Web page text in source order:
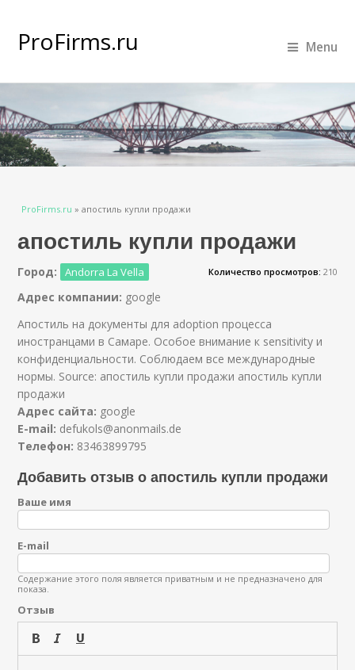
ProFirms.ru Menu
Вы здесь
ProFirms.ru » апостиль купли продажи
апостиль купли продажи
Количество просмотров: 210
Город: Andorra La Vella
Адрес компании: google
Апостиль на документы для adoption процесса
иностранцами в Самаре. Особое внимание к sensitivity и
конфиденциальности. Соблюдаем все международные
нормы. Source: апостиль купли продажи апостиль купли
продажи
Адрес сайта: google
E-mail: defukols@anonmails.de
Телефон: 83463899795
Добавить отзыв о апостиль купли продажи
Ваше имя
E-mail
Содержание этого поля является приватным и не предназначено для
показа.
Отзыв